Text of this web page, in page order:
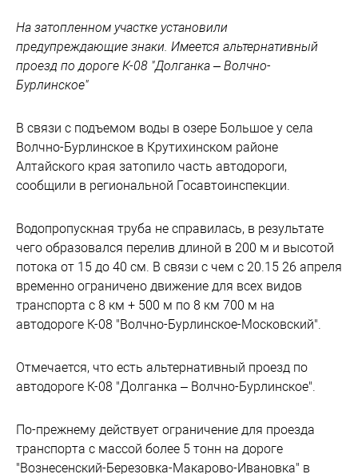
На затопленном участке установили
предупреждающие знаки. Имеется альтернативный
проезд по дороге К-08 "Долганка – Волчно-
Бурлинское"
В связи с подъемом воды в озере Большое у села
Волчно-Бурлинское в Крутихинском районе
Алтайского края затопило часть автодороги,
сообщили в региональной Госавтоинспекции.
Водопропускная труба не справилась, в результате
чего образовался перелив длиной в 200 м и высотой
потока от 15 до 40 см. В связи с чем с 20.15 26 апреля
временно ограничено движение для всех видов
транспорта с 8 км + 500 м по 8 км 700 м на
автодороге К-08 "Волчно-Бурлинское-Московский".
Отмечается, что есть альтернативный проезд по
автодороге К-08 "Долганка – Волчно-Бурлинское".
По-прежнему действует ограничение для проезда
транспорта с массой более 5 тонн на дороге
"Вознесенский-Березовка-Макарово-Ивановка" в